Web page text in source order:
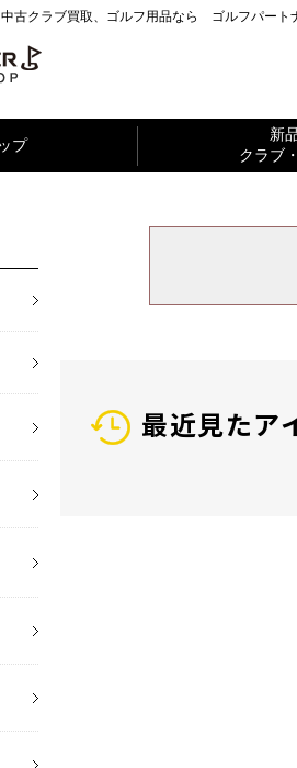
古クラブ買取、ゴルフ用品なら ゴルフパー
プ
新
クラブ
最近見たア